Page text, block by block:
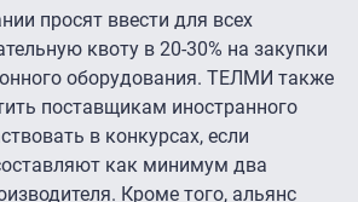
просят ввести для всех
квоту в 20-30% на закупки
оборудования. ТЕЛМИ также
поставщикам иностранного
в конкурсах, если
как минимум два
Кроме того, альянс